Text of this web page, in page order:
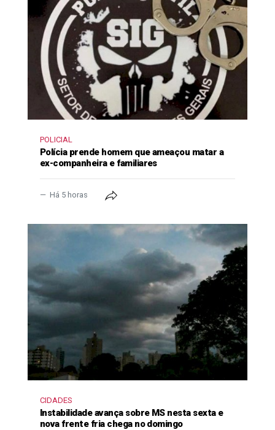
POLICIAL
Polícia prende homem que ameaçou matar a
ex-companheira e familiares
Há 5 horas
CIDADES
Instabilidade avança sobre MS nesta sexta e
nova frente fria chega no domingo